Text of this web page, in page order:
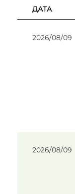
ДАТА
2026/08/09
2026/08/09